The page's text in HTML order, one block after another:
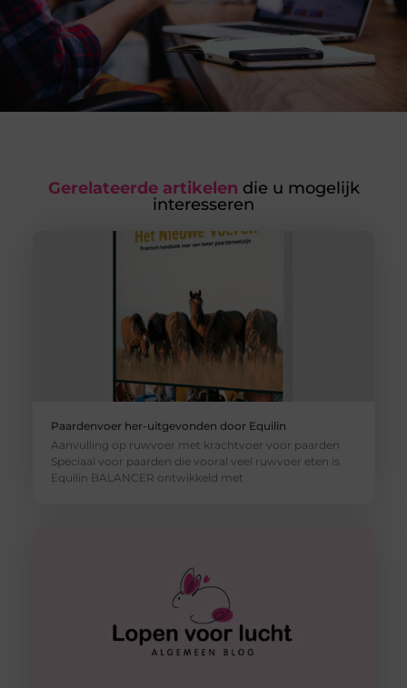
Gerelateerde artikelen die u mogelijk
interesseren
Paardenvoer her-uitgevonden door Equilin
Aanvulling op ruwvoer met krachtvoer voor paarden
Speciaal voor paarden die vooral veel ruwvoer eten is
Equilin BALANCER ontwikkeld met